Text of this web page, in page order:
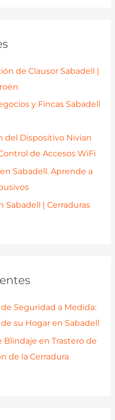
de Clausor Sabadell |
y Fincas Sabadell
del Dispositivo Nivian
de Accesos WiFi
Sabadell. Aprende a
| Cerraduras
de Seguridad a Medida:
su Hogar en Sabadell
Blindaje en Trastero de
de la Cerradura